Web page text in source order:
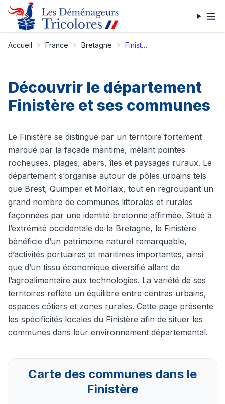
Accueil France Bretagne Finistère
Découvrir le département
Finistère et ses communes
Le Finistère se distingue par un territoire fortement
marqué par la façade maritime, mêlant pointes
rocheuses, plages, abers, îles et paysages ruraux. Le
département s’organise autour de pôles urbains tels
que Brest, Quimper et Morlaix, tout en regroupant un
grand nombre de communes littorales et rurales
façonnées par une identité bretonne affirmée. Situé à
l’extrémité occidentale de la Bretagne, le Finistère
bénéficie d’un patrimoine naturel remarquable,
d’activités portuaires et maritimes importantes, ainsi
que d’un tissu économique diversifié allant de
l’agroalimentaire aux technologies. La variété de ses
territoires reflète un équilibre entre centres urbains,
espaces côtiers et zones rurales. Cette page présente
les spécificités locales du Finistère afin de situer les
communes dans leur environnement départemental.
Carte des communes dans le
Finistère